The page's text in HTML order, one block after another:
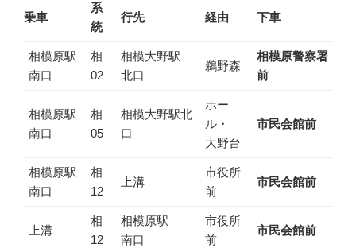
乗車
系
統
行先 経由 下車
相模原駅
南口
相
02
相模大野駅
北口
鵜野森
相模原警察署
前
相模原駅
南口
相
05
相模大野駅北
口
ホー
ル・
大野台
市民会館前
相模原駅
南口
相
12
上溝
市役所
前
市民会館前
上溝
相
12
相模原駅
南口
市役所
前
市民会館前